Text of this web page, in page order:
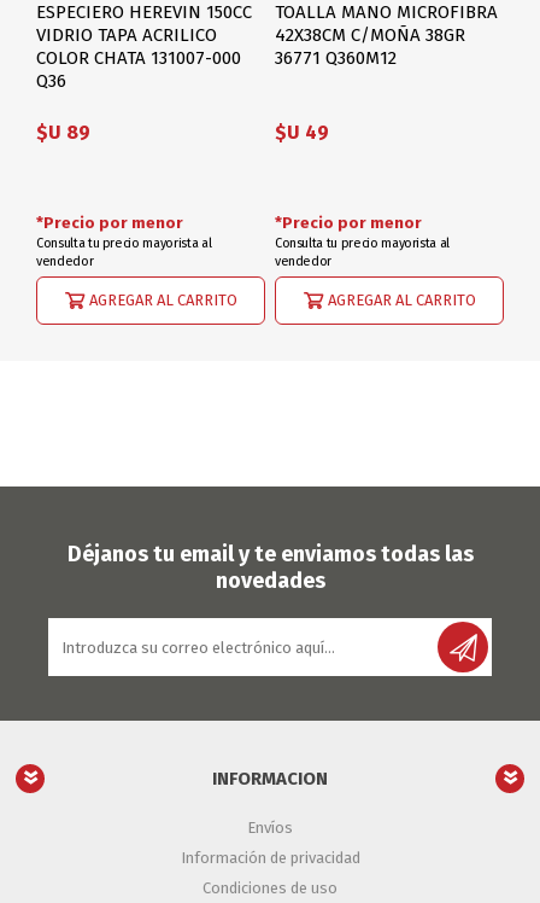
ESPECIERO HEREVIN 150CC
VIDRIO TAPA ACRILICO
COLOR CHATA 131007-000
Q36
$U 89
AGREGAR AL CARRITO
*Precio por menor
Consulta tu precio mayorista al
vendedor
TOALLA MANO MICROFIBRA
42X38CM C/MOÑA 38GR
36771 Q360M12
$U 49
AGREGAR AL CARRITO
*Precio por menor
Consulta tu precio mayorista al
vendedor
Déjanos tu email y te enviamos todas las
novedades
INFORMACION
Envíos
Información de privacidad
Condiciones de uso